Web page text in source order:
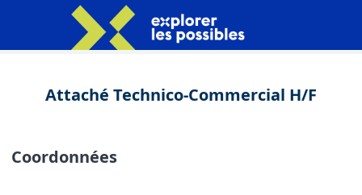
Attaché Technico-Commercial H/F
Coordonnées